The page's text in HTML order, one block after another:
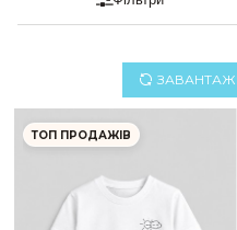
ТОП ПРОДАЖІВ